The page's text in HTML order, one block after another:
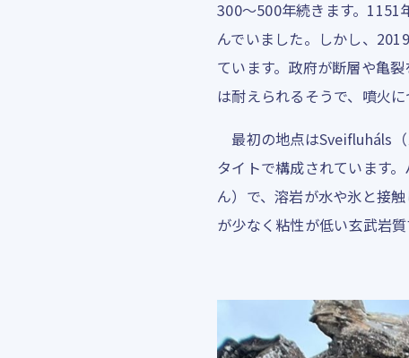
300～500年続きます。1151
んでいました。しかし、
ています。政府が断層や亀
は耐えられるそうで、噴火
最初の地点はSveifluháls
タイトで構成されています
ん）で、溶岩が水や氷と接
が少なく粘性が低い玄武岩